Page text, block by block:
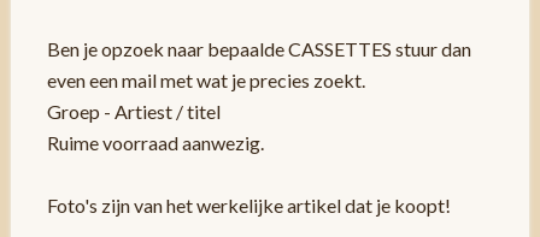
Ben je opzoek naar bepaalde CASSETTES stuur dan
even een mail met wat je precies zoekt.
Groep - Artiest / titel
Ruime voorraad aanwezig.
Foto's zijn van het werkelijke artikel dat je koopt!